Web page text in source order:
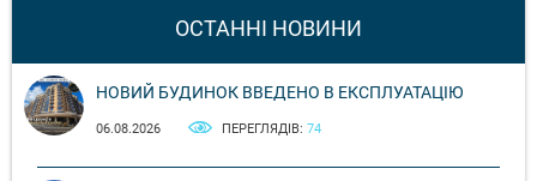
ОСТАННІ НОВИНИ
НОВИЙ БУДИНОК ВВЕДЕНО В ЕКСПЛУАТАЦІЮ
06.08.2026 ПЕРЕГЛЯДІВ: 74